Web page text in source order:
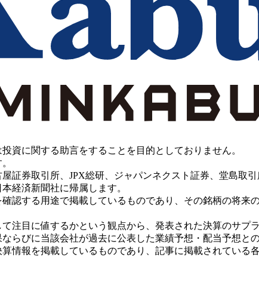
資に関する助言をすることを目的としておりません。
券取引所、JPX総研、ジャパンネクスト証券、堂島取引
経済新聞社に帰属します。
認する用途で掲載しているものであり、その銘柄の将来
注目に値するかという観点から、発表された決算のサプ
らびに当該会社が過去に公表した業績予想・配当予想と
情報を掲載しているものであり、記事に掲載されている